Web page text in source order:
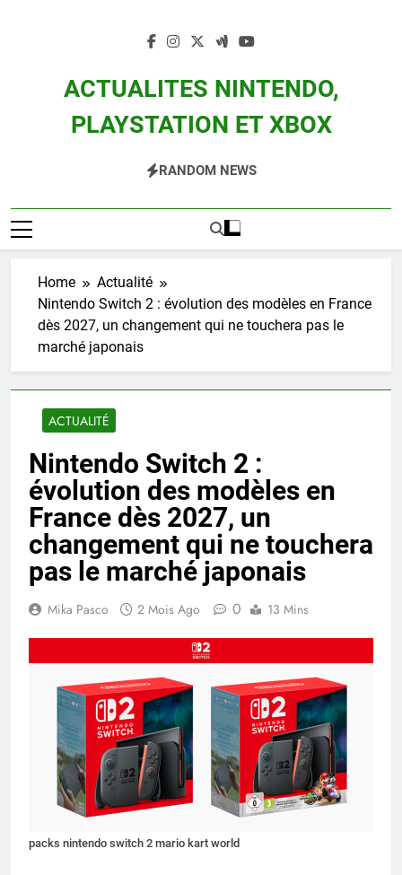
ACTUALITES NINTENDO,
PLAYSTATION ET XBOX
Zelda, Splatoon, Pokemon Entre Autres
RANDOM NEWS
Home
Actualité
Nintendo Switch 2 : évolution des modèles en France
dès 2027, un changement qui ne touchera pas le
marché japonais
ACTUALITÉ
Nintendo Switch 2 :
évolution des modèles en
France dès 2027, un
changement qui ne touchera
pas le marché japonais
Mika Pasco 2 Mois Ago 0 13 Mins
packs nintendo switch 2 mario kart world